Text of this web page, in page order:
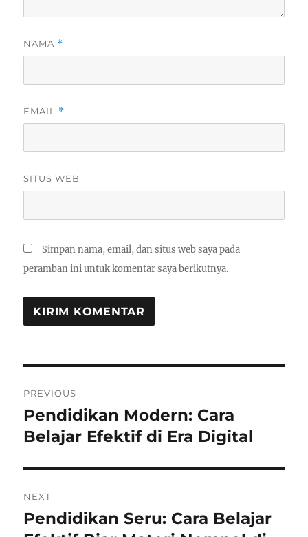
NAMA *
EMAIL *
SITUS WEB
Simpan nama, email, dan situs web saya pada
peramban ini untuk komentar saya berikutnya.
pos
PREVIOUS
Previous
post:
Pendidikan Modern: Cara
Belajar Efektif di Era Digital
NEXT
Next
Pendidikan Seru: Cara Belajar